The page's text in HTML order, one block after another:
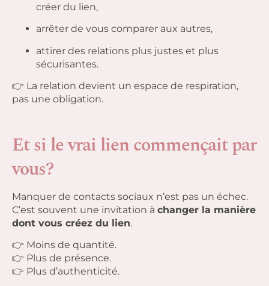
créer du lien,
arrêter de vous comparer aux autres,
attirer des relations plus justes et plus
sécurisantes.
👉 La relation devient un espace de respiration,
pas une obligation.
Et si le vrai lien commençait par
vous?
Manquer de contacts sociaux n’est pas un échec.
C’est souvent une invitation à changer la manière
dont vous créez du lien.
👉 Moins de quantité.
👉 Plus de présence.
👉 Plus d’authenticité.